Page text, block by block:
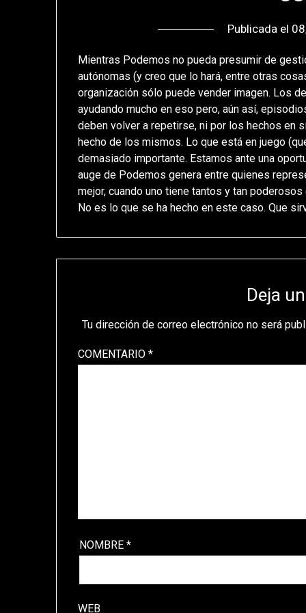
Publicada el
Mientras Podemos no pueda presumir de
autónomas (y creo que lo hará, entre otras
organización sólo puede vender imagen. Los
ayudando mucho en eso pero, aún así,
deben volver a repetirse, ni por los hechos en
hecho de los mismos. Lo que está en juego
demasiado importante. Estamos ante una
auge de Podemos genera entre quienes
mejor, cuando uno tiene tantos y tan
No es lo que se ha hecho en este caso. Que
Deja
Tu dirección de correo electrónico no será
COMENTARIO*
NOMBRE *
WEB